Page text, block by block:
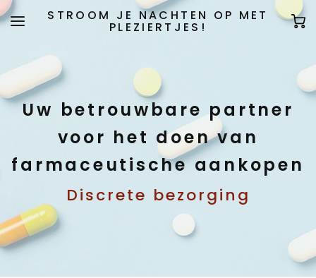
STROOM JE NACHTEN OP MET
PLEZIERTJES!
Uw betrouwbare partner
voor het doen van
farmaceutische aankopen
Discrete bezorging